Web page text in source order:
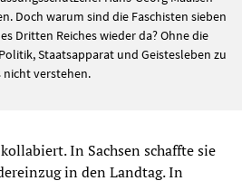
Doch warum sind die Faschisten sieben
Dritten Reiches wieder da? Ohne die
Staatsapparat und Geistesleben zu
nicht verstehen.
In Sachsen schaffte sie
in den Landtag. In